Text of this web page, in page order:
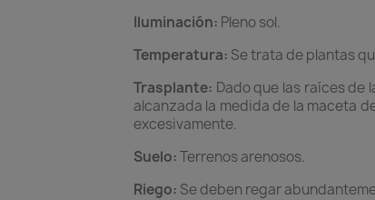
Iluminación: Pleno sol.
Temperatura: Se trata de plantas
Trasplante: Dado que las raíces de
alcanzada la medida de la maceta
excesivamente.
Suelo:Terrenos arenosos.
Riego: Se deben regar